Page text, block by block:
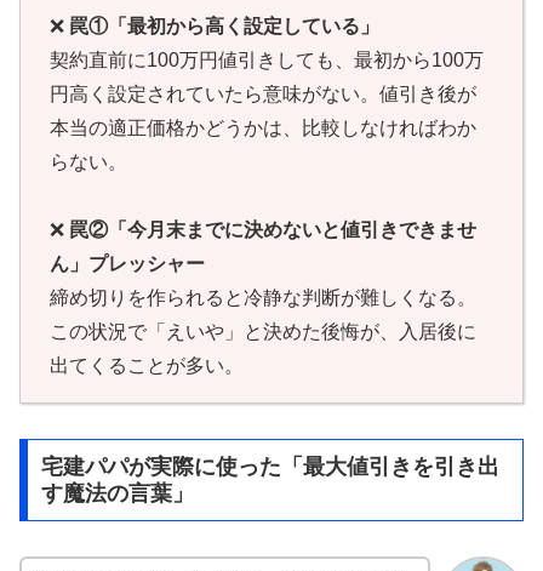
❌ 罠①「最初から高く設定している」
契約直前に100万円値引きしても、最初から100万
円高く設定されていたら意味がない。値引き後が
本当の適正価格かどうかは、比較しなければわか
らない。
❌ 罠②「今月末までに決めないと値引きできませ
ん」プレッシャー
締め切りを作られると冷静な判断が難しくなる。
この状況で「えいや」と決めた後悔が、入居後に
出てくることが多い。
宅建パパが実際に使った「最大値引きを引き出
す魔法の言葉」